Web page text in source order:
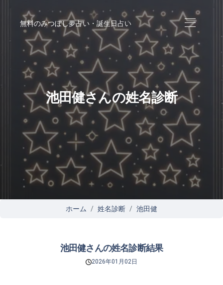
無料のみつぼし夢占い・誕生日占い
池田健さんの姓名診断
ホーム 姓名診断 池田健
池田健さんの姓名診断結果
2026年01月02日